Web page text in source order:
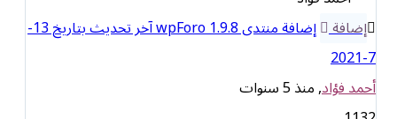
إضافة
إضافة منتدى wpForo 1.9.8 آخر تحديث بتاريخ 13-
أحمد فؤاد, منذ 5 سنوات